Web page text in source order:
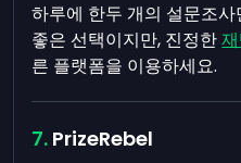
하루에 한두 개의 설문조
좋은 선택이지만, 진정한
른 플랫폼을 이용하세요.
PrizeRebel